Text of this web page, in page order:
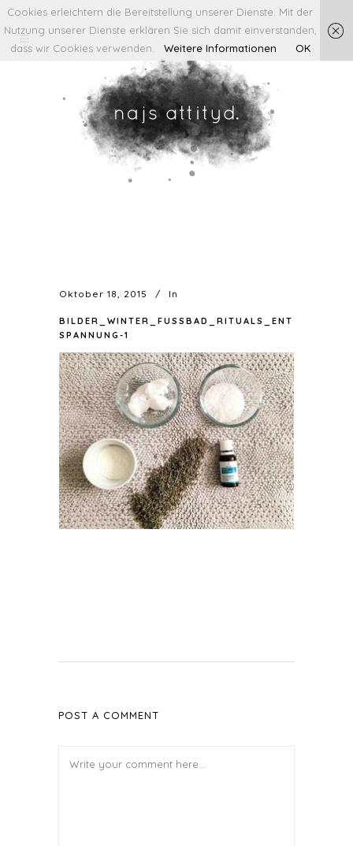
Oktober 18, 2015 In
BILDER_WINTER_FUSSBAD_RITUALS_ENT
SPANNUNG-1
POST A COMMENT
Cookies erleichtern die Bereitstellung unserer Dienste. Mit der
Nutzung unserer Dienste erklären Sie sich damit einverstanden,
dass wir Cookies verwenden.
Weitere Informationen OK